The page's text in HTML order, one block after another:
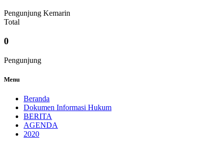
Pengunjung Kemarin
Total
0
Pengunjung
Menu
Beranda
Dokumen Informasi Hukum
BERITA
AGENDA
2020